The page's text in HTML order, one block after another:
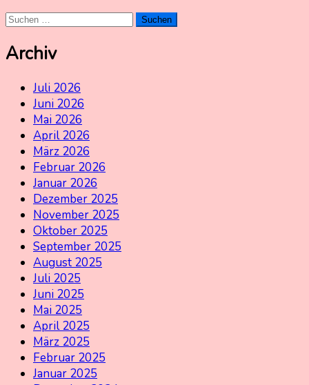
Suchen
Archiv
Juli 2026
Juni 2026
Mai 2026
April 2026
März 2026
Februar 2026
Januar 2026
Dezember 2025
November 2025
Oktober 2025
September 2025
August 2025
Juli 2025
Juni 2025
Mai 2025
April 2025
März 2025
Februar 2025
Januar 2025